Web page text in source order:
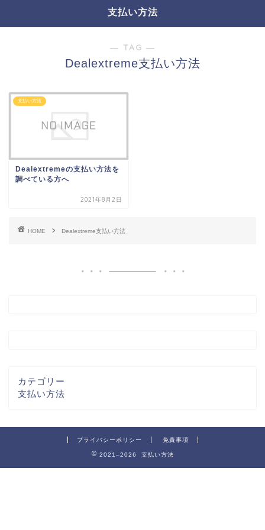
支払い方法
― TAG ―
Dealextreme支払い方法
支払い方法
Dealextremeの支払い方法を
調べている方へ
2021年8月2日
HOME Dealextreme支払い方法
カテゴリー
支払い方法
プライバシーポリシー 免責事項
2021–2026 支払い方法